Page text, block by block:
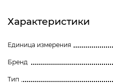
Характеристики
Единица измерения
Бренд
Тип